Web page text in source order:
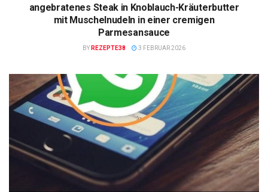
angebratenes Steak in Knoblauch-Kräuterbutter
mit Muschelnudeln in einer cremigen
Parmesansauce
BY REZEPTE38 3 FEBRUAR 2026